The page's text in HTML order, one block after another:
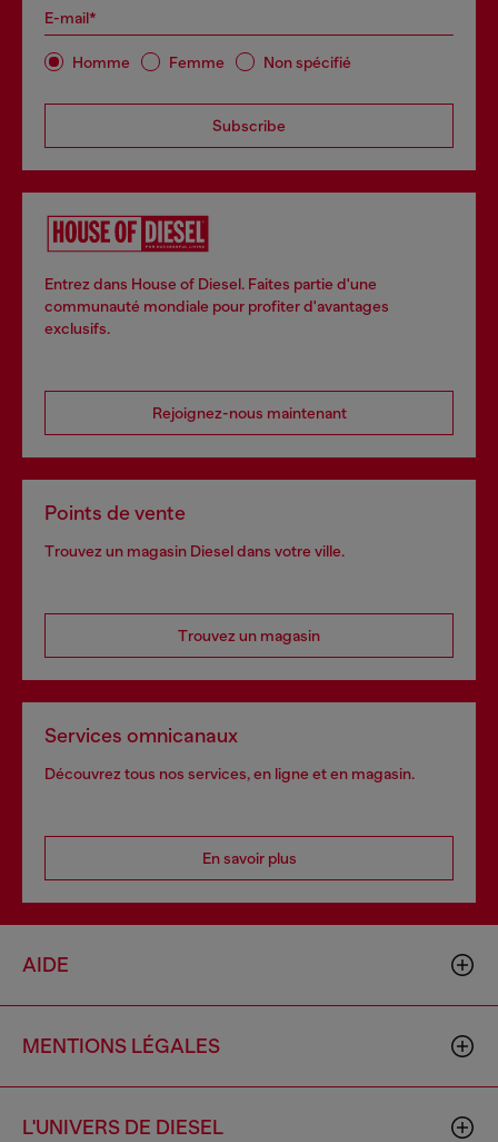
E-mail*
Homme Femme Non spécifié
Subscribe
Entrez dans House of Diesel. Faites partie d'une
communauté mondiale pour profiter d'avantages
exclusifs.
Rejoignez-nous maintenant
Points de vente
Trouvez un magasin Diesel dans votre ville.
Trouvez un magasin
Services omnicanaux
Découvrez tous nos services, en ligne et en magasin.
En savoir plus
AIDE
MENTIONS LÉGALES
L'UNIVERS DE DIESEL